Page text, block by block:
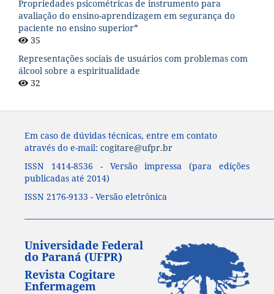
Propriedades psicométricas de instrumento para
avaliação do ensino-aprendizagem em segurança do
paciente no ensino superior*
35
Representações sociais de usuários com problemas com
álcool sobre a espiritualidade
32
Em caso de dúvidas técnicas, entre em contato
através do e-mail: cogitare@ufpr.br
ISSN 1414-8536 - Versão impressa (para edições
publicadas até 2014)
ISSN 2176-9133 - Versão eletrônica
Universidade Federal
do Paraná (UFPR)
Revista Cogitare
Enfermagem